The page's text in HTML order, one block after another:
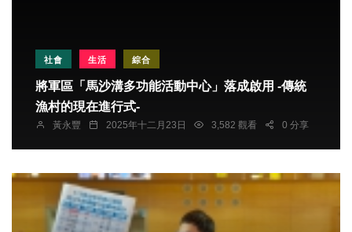
社會 生活 綜合
將軍區「馬沙溝多功能活動中心」落成啟用 -傳統
漁村的現在進行式-
黃永豐 2025年十二月23日 3,582 觀看 0 分享